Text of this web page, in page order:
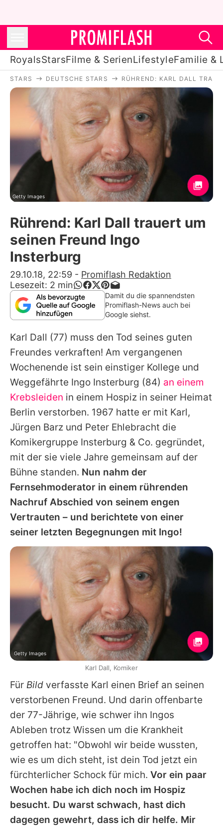
RoyalsStarsFilme & SerienLifestyleFamilie &
Royals
Stars
Filme & Serien
Lifestyle
Familie & Liebe
Promiflash Exklusiv
Alle Themen auf Promiflash
App runterladen
Team
Redaktionelle Richtlinien
Impressum
Datenschutzerklärung
Nutzungsbedingungen
Utiq verwalten
STARS DEUTSCHE STARS RÜHREND: KARL DALL
Getty Images
Rührend: Karl Dall trauert um
seinen Freund Ingo
Insterburg
29.10.18, 22:59 - Promiflash Redaktion
Lesezeit: 2 min
Damit du die spannendsten
Promiflash-News auch bei
Google siehst.
Karl Dall (77) muss den Tod seines guten
Freundes verkraften! Am vergangenen
Wochenende ist sein einstiger Kollege und
Weggefährte Ingo Insterburg (84) an einem
Krebsleiden in einem Hospiz in seiner Heimat
Berlin verstorben. 1967 hatte er mit Karl,
Jürgen Barz und Peter Ehlebracht die
Komikergruppe Insterburg & Co. gegründet,
mit der sie viele Jahre gemeinsam auf der
Bühne standen. Nun nahm der
Fernsehmoderator in einem rührenden
Nachruf Abschied von seinem engen
Vertrauten – und berichtete von einer
seiner letzten Begegnungen mit Ingo!
Für Bild verfasste Karl einen Brief an seinen
verstorbenen Freund. Und darin offenbarte
der 77-Jährige, wie schwer ihn Ingos
Ableben trotz Wissen um die Krankheit
getroffen hat: "Obwohl wir beide wussten,
wie es um dich steht, ist dein Tod jetzt ein
fürchterlicher Schock für mich. Vor ein paar
Wochen habe ich dich noch im Hospiz
besucht. Du warst schwach, hast dich
dagegen gewehrt, dass ich dir helfe. Mir
Getty Images
Karl Dall, Komiker